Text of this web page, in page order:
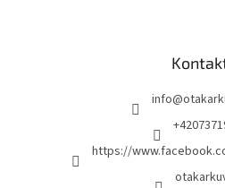
info@
https://